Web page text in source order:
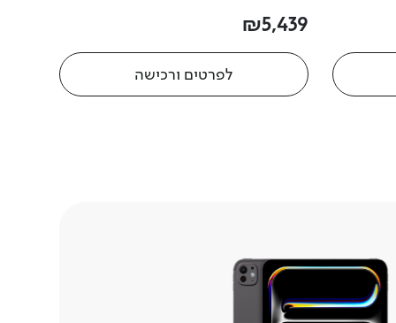
₪5,439
לפרטים ורכישה